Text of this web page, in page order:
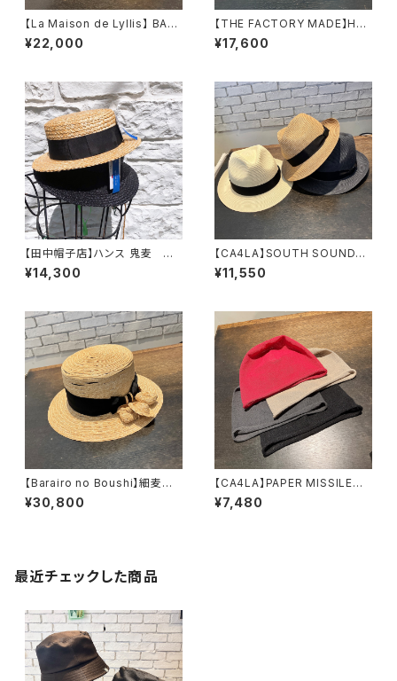
【La Maison de Lyllis】 BAS
CKET ハット 2261
027
¥22,000
【THE FACTORY MADE】HA
NAMUGI BOATER HAT
¥17,600
【田中帽子店】ハンス 鬼麦
ハット UK-H048-M U
K-H048-L
¥14,300
【CA4LA】SOUTH SOUNDS8
¥11,550
【Barairo no Boushi】細麦カ
ゴかざりブレードハット ハ
ット R008469
¥30,800
【CA4LA】PAPER MISSILE
¥7,480
最近チェックした商品